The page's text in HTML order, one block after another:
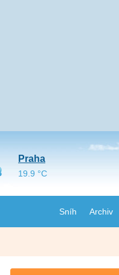
Sníh Archiv
Praha
19.9 °C